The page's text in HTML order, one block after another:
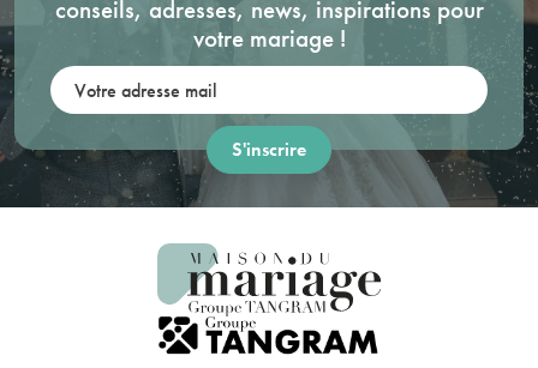
conseils, adresses, news, inspirations pour
votre mariage !